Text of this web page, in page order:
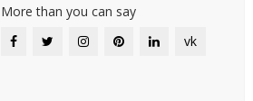
More than you can say
vk